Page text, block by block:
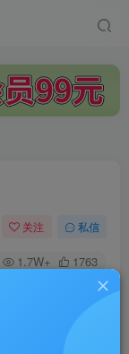
关注 私信
1.7W+ 1763